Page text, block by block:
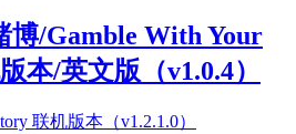
博/Gamble With Your
本/英文版（v1.0.4）